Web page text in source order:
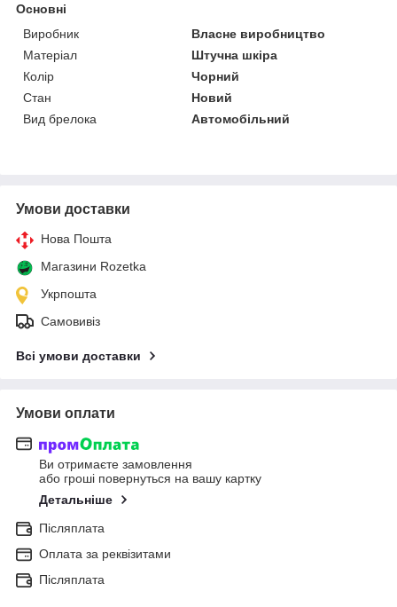
Основні
Виробник
Власне виробництво
Матеріал
Штучна шкіра
Колір
Чорний
Стан
Новий
Вид брелока
Автомобільний
Умови доставки
Нова Пошта
Магазини Rozetka
Укрпошта
Самовивіз
Всі умови доставки
Умови оплати
Ви отримаєте замовлення
або гроші повернуться на вашу картку
Детальніше
Післяплата
Оплата за реквізитами
Післяплата